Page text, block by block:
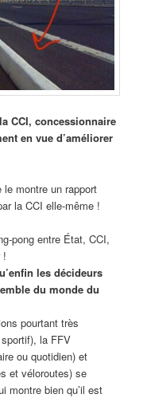
CCI, concessionnaire
en vue d’améliorer
montre un rapport
la CCI elle-même !
pong entre État, CCI,
!
les décideurs
du monde du
pourtant très
la FFV
ou quotidien) et
et véloroutes) se
montre bien qu’il est